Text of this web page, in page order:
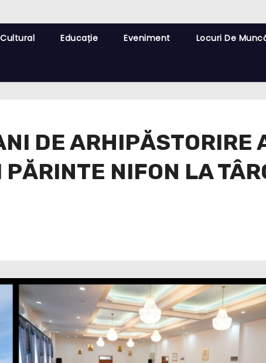
Cultural Educație Eveniment Locuri De
DE ARHIPĂSTORIRE
NIFON LA